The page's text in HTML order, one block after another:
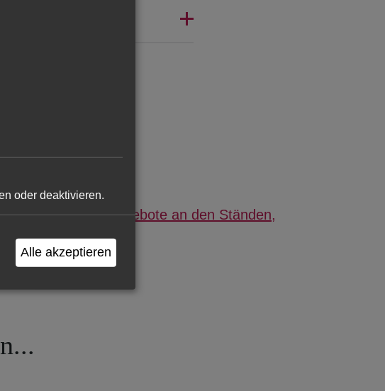
oder deaktivieren.
Alle akzeptieren